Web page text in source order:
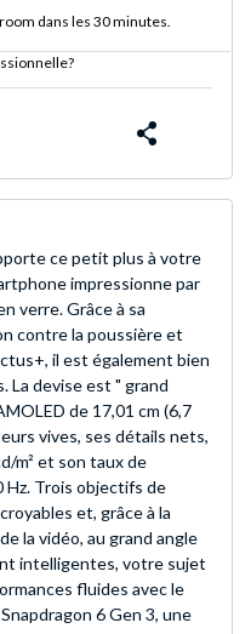
dans les 30 minutes.
ce petit plus à votre
impressionne par
verre. Grâce à sa
contre la poussière et
il est également bien
La devise est " grand
de 17,01 cm (6,7
vives, ses détails nets,
m² et son taux de
Hz. Trois objectifs de
et, grâce à la
la vidéo, au grand angle
intelligentes, votre sujet
fluides avec le
6 Gen 3, une